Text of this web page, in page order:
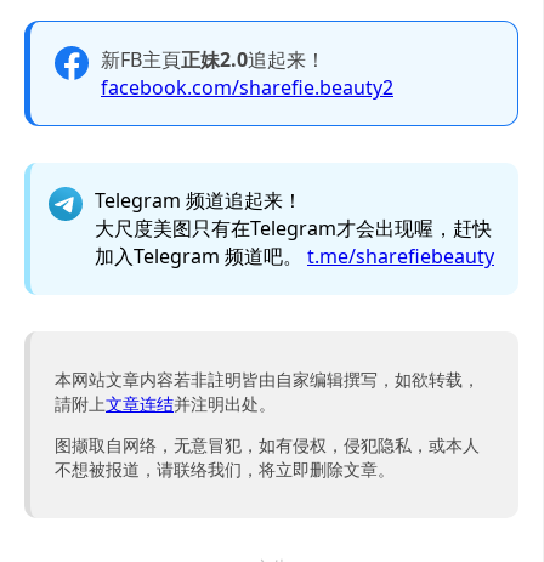
新FB主頁正妹2.0追起来！
facebook.com/sharefie.beauty2
Telegram 频道追起来！
大尺度美图只有在Telegram才会出现喔，赶快
加入Telegram 频道吧。 t.me/sharefiebeauty
本网站文章内容若非註明皆由自家编辑撰写，如欲转载，
請附上文章连结并注明出处。
图撷取自网络，无意冒犯，如有侵权，侵犯隐私，或本人
不想被报道，请联络我们，将立即删除文章。